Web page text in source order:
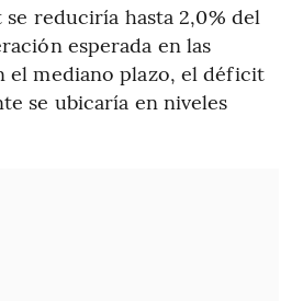
reduciría hasta 2,0% del
esperada en las
el mediano plazo, el déficit
se ubicaría en niveles